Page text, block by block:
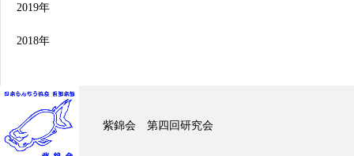
2019年
2018年
紫錦会 第四回研究会